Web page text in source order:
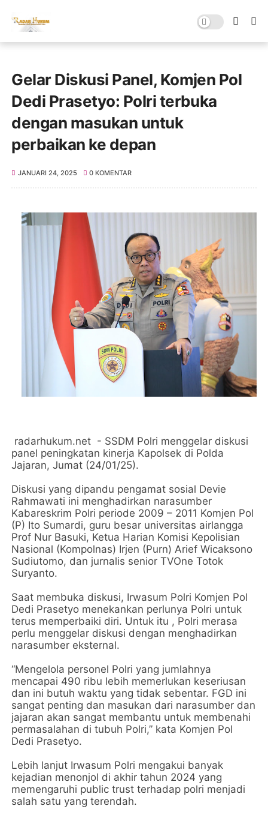
Gelar Diskusi Panel, Komjen Pol
Dedi Prasetyo: Polri terbuka
dengan masukan untuk
perbaikan ke depan
JANUARI 24, 2025 0 KOMENTAR
radarhukum.net - SSDM Polri menggelar diskusi
panel peningkatan kinerja Kapolsek di Polda
Jajaran, Jumat (24/01/25).
Diskusi yang dipandu pengamat sosial Devie
Rahmawati ini menghadirkan narasumber
Kabareskrim Polri periode 2009 – 2011 Komjen Pol
(P) Ito Sumardi, guru besar universitas airlangga
Prof Nur Basuki, Ketua Harian Komisi Kepolisian
Nasional (Kompolnas) Irjen (Purn) Arief Wicaksono
Sudiutomo, dan jurnalis senior TVOne Totok
Suryanto.
Saat membuka diskusi, Irwasum Polri Komjen Pol
Dedi Prasetyo menekankan perlunya Polri untuk
terus memperbaiki diri. Untuk itu , Polri merasa
perlu menggelar diskusi dengan menghadirkan
narasumber eksternal.
“Mengelola personel Polri yang jumlahnya
mencapai 490 ribu lebih memerlukan keseriusan
dan ini butuh waktu yang tidak sebentar. FGD ini
sangat penting dan masukan dari narasumber dan
jajaran akan sangat membantu untuk membenahi
permasalahan di tubuh Polri,” kata Komjen Pol
Dedi Prasetyo.
Lebih lanjut Irwasum Polri mengakui banyak
kejadian menonjol di akhir tahun 2024 yang
memengaruhi public trust terhadap polri menjadi
salah satu yang terendah.